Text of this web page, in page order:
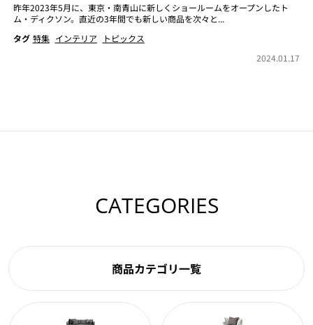
昨年2023年5月に、東京・南青山に新しくショールームをオープンしたト
ム・ディクソン。直近の3年間でも新しい商品を次々と...
タグ 特集 インテリア
トピックス
2024.01.17
CATEGORIES
商品カテゴリ一覧